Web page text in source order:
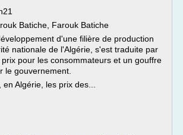
Batiche, Farouk Batiche
d'une filière de production
nationale de l'Algérie, s'est traduite par
pour les consommateurs et un gouffre
le gouvernement.
Algérie, les prix des...